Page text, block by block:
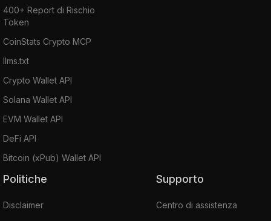
400+ Report di Rischio
Token
CoinStats Crypto MCP
llms.txt
Crypto Wallet API
Solana Wallet API
EVM Wallet API
DeFi API
Bitcoin (xPub) Wallet API
Politiche
Disclaimer
Supporto
Centro di assistenza